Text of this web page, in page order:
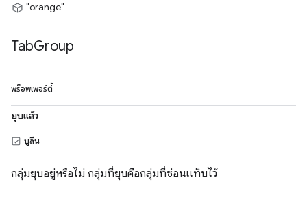
"orange"
TabGroup
พร็อพเพอร์ตี้
ยุบแล้ว
บูลีน
กลุ่มยุบอยู่หรือไม่ กลุ่มที่ยุบคือกลุ่มที่ซ่อนแท็บไว้